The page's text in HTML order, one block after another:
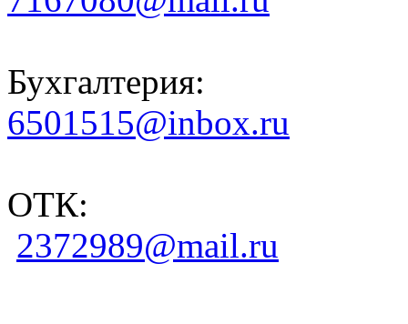
Бухгалтерия:
6501515@inbox.ru
ОТК:
2372989@mail.ru